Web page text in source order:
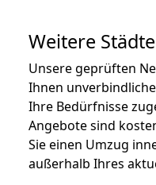
Weitere
Unsere geprüften
Ihnen
Ihre Bedürfnisse
Angebote sind
Sie einen Umzug
außerhalb Ihres